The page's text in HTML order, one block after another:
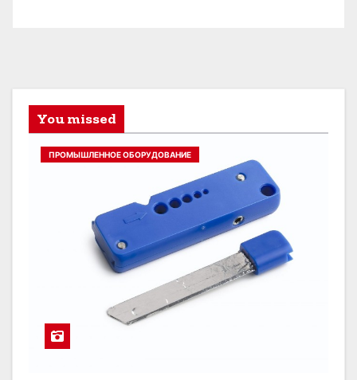
You missed
ПРОМЫШЛЕННОЕ ОБОРУДОВАНИЕ